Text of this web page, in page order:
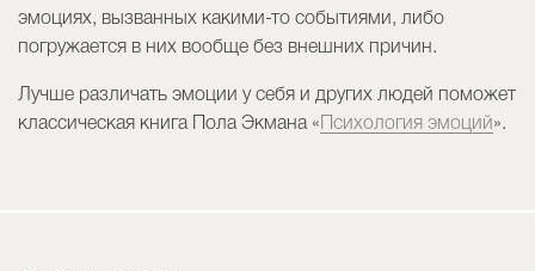
эмоциях, вызванных какими-то событиями, либо
погружается в них вообще без внешних причин.
Лучше различать эмоции у себя и других людей поможет
классическая книга Пола Экмана « Психология эмоций ».